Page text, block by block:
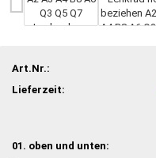
Art.Nr.:
Lieferzeit:
01. oben und unten: